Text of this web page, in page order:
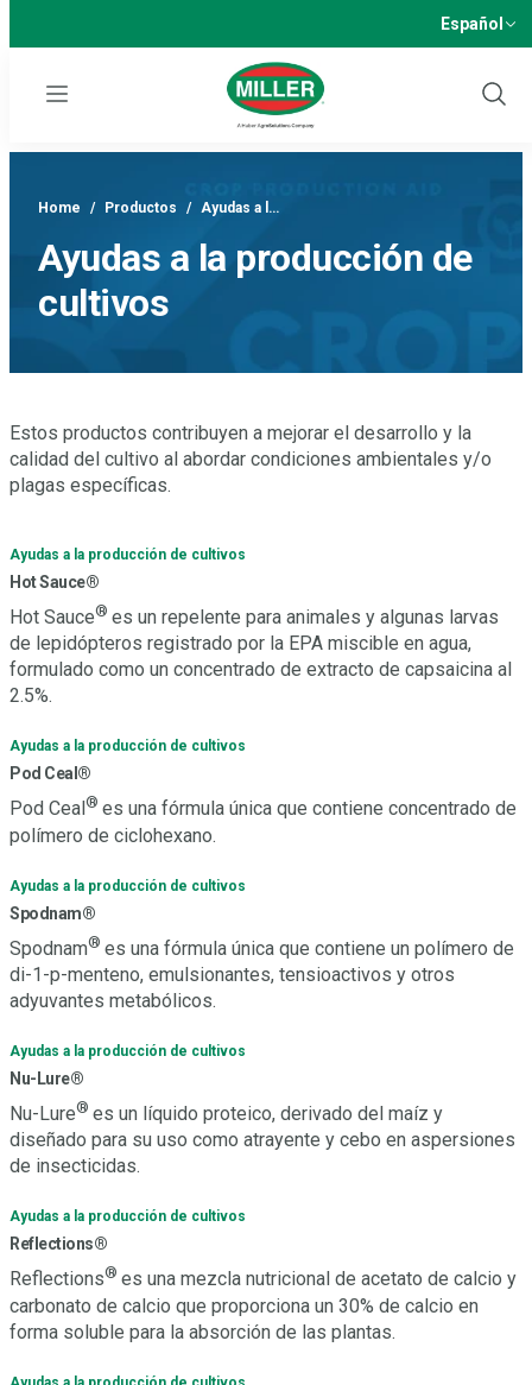
Español
Menu
Show
Home / Productos / Ayudas a l…
Ayudas a la producción de
cultivos
Estos productos contribuyen a mejorar el desarrollo y la
calidad del cultivo al abordar condiciones ambientales y/o
plagas específicas.
Ayudas a la producción de cultivos
Hot Sauce®
Hot Sauce® es un repelente para animales y algunas larvas
de lepidópteros registrado por la EPA miscible en agua,
formulado como un concentrado de extracto de capsaicina al
2.5%.
Ayudas a la producción de cultivos
Pod Ceal®
Pod Ceal ® es una fórmula única que contiene concentrado de
polímero de ciclohexano.
Ayudas a la producción de cultivos
Spodnam®
Spodnam® es una fórmula única que contiene un polímero de
di-1-p-menteno, emulsionantes, tensioactivos y otros
adyuvantes metabólicos.
Ayudas a la producción de cultivos
Nu-Lure®
Nu-Lure® es un líquido proteico, derivado del maíz y
diseñado para su uso como atrayente y cebo en aspersiones
de insecticidas.
Ayudas a la producción de cultivos
Reflections®
Reflections® es una mezcla nutricional de acetato de calcio y
carbonato de calcio que proporciona un 30% de calcio en
forma soluble para la absorción de las plantas.